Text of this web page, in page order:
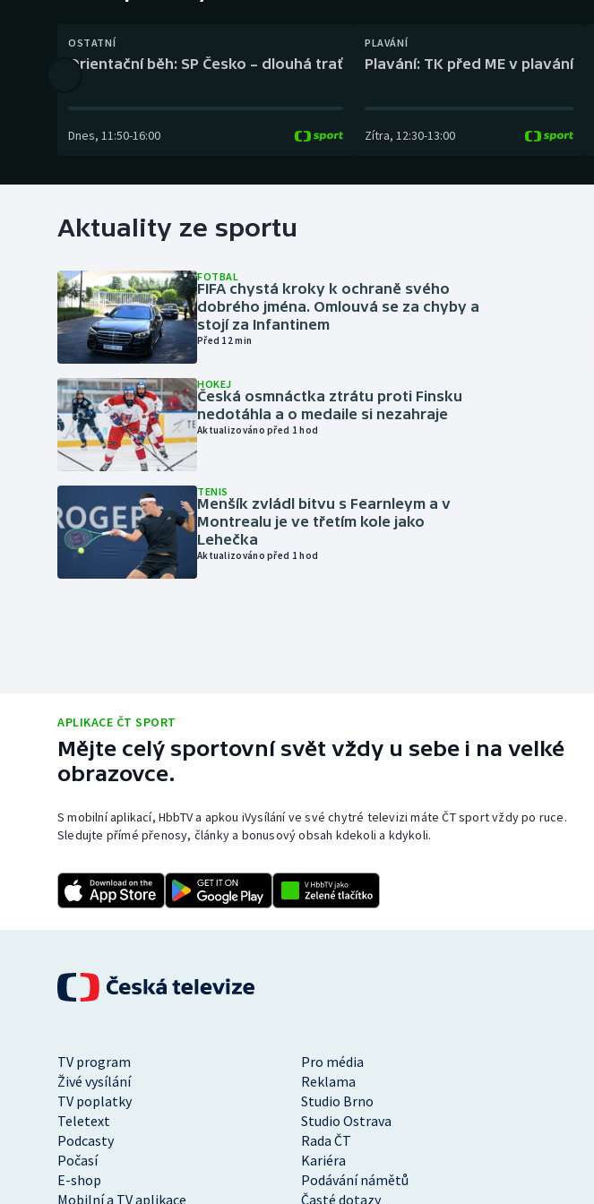
Futsal
Gymnastika
Parasport
OSTATNÍ
Orientační běh: SP Česko – dlouhá trať
Dnes, 11:50-16:00
PLAVÁNÍ
Plavání: TK před ME v plavání
Zítra, 12:30-13:00
Aktuality ze sportu
FOTBAL
FIFA chystá kroky k ochraně svého
dobrého jména. Omlouvá se za chyby a
stojí za Infantinem
Před 12 min
HOKEJ
Česká osmnáctka ztrátu proti Finsku
nedotáhla a o medaile si nezahraje
Aktualizováno před 1 hod
TENIS
Menšík zvládl bitvu s Fearnleym a v
Montrealu je ve třetím kole jako
Lehečka
Aktualizováno před 1 hod
APLIKACE ČT SPORT
Mějte celý sportovní svět vždy u sebe i na velké
obrazovce.
S mobilní aplikací, HbbTV a apkou iVysílání ve své chytré televizi máte ČT sport vždy po ruce.
Sledujte přímé přenosy, články a bonusový obsah kdekoli a kdykoli.
TV program
Pro média
Živé vysílání
Reklama
TV poplatky
Studio Brno
Teletext
Studio Ostrava
Podcasty
Rada ČT
Počasí
Kariéra
E-shop
Podávání námětů
Mobilní a TV aplikace
Časté dotazy